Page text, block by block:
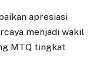
apresiasi
menjadi wakil
MTQ tingkat